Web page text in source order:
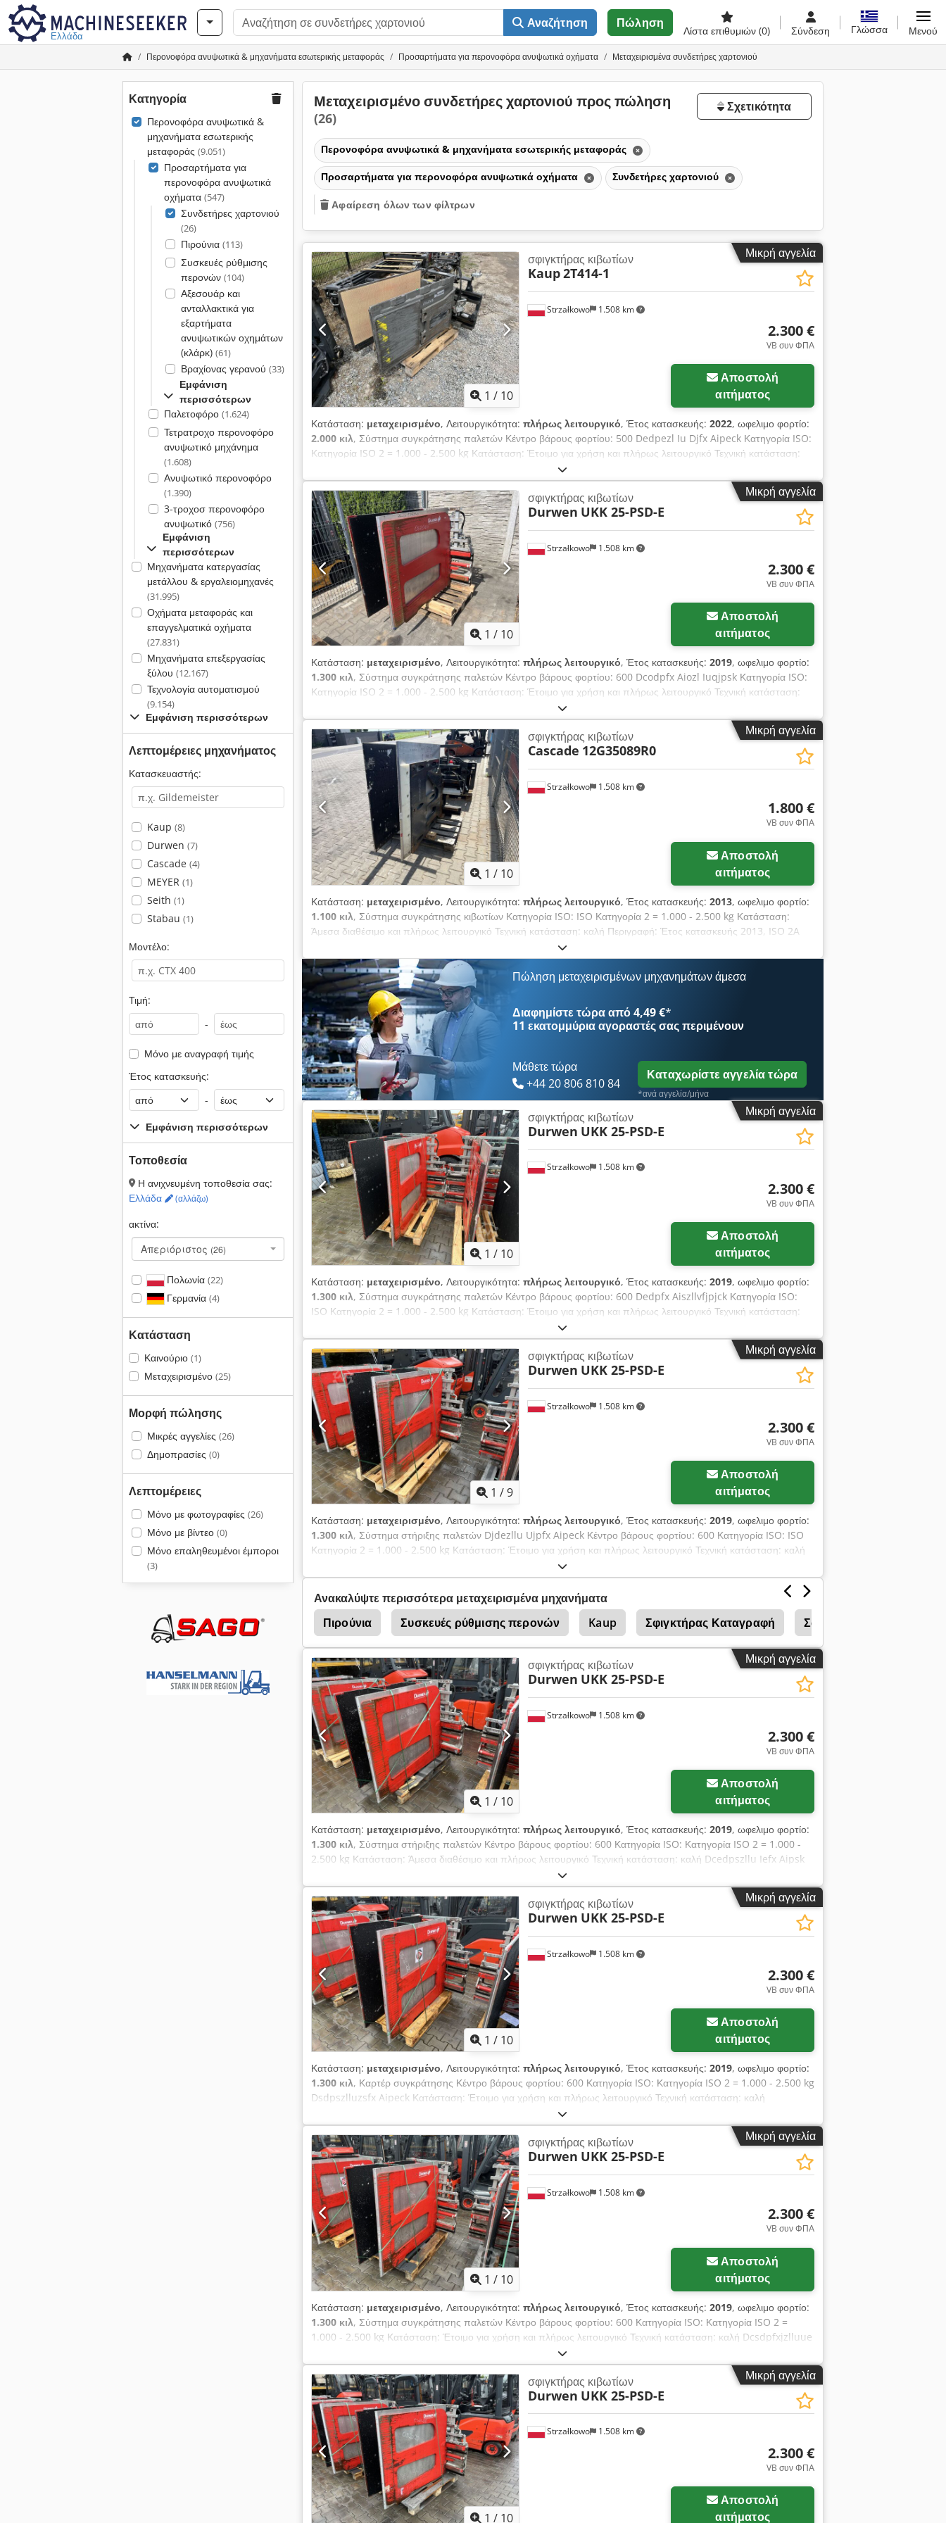
Ελλάδα
Αναζήτηση Πώληση
Λίστα επιθυμιών (0) Σύνδεση Γλώσσα Μενού
Περονοφόρα ανυψωτικά & μηχανήματα εσωτερικής μεταφοράς Προσαρτήματα για περονοφόρα ανυψωτικά οχήματα Μεταχειρισμένα συνδετήρες χαρτονιού
Κατηγορία
Περονοφόρα ανυψωτικά &
μηχανήματα εσωτερικής
μεταφοράς (9.051)
Προσαρτήματα για
περονοφόρα ανυψωτικά
οχήματα (547)
Συνδετήρες χαρτονιού
(26)
Πιρούνια (113)
Συσκευές ρύθμισης
περονών (104)
Αξεσουάρ και
ανταλλακτικά για
εξαρτήματα
ανυψωτικών οχημάτων
(κλάρκ) (61)
Βραχίονας γερανού (33)
Εμφάνιση
περισσότερων
Παλετοφόρο (1.624)
Τετρατροχο περονοφόρο
ανυψωτικό μηχάνημα
(1.608)
Ανυψωτικό περονοφόρο
(1.390)
3-τροχοσ περονοφόρο
ανυψωτικό (756)
Εμφάνιση
περισσότερων
Μηχανήματα κατεργασίας
μετάλλου & εργαλειομηχανές
(31.995)
Οχήματα μεταφοράς και
επαγγελματικά οχήματα
(27.831)
Μηχανήματα επεξεργασίας
ξύλου (12.167)
Τεχνολογία αυτοματισμού
(9.154)
Εμφάνιση περισσότερων
Λεπτομέρειες μηχανήματος
Κατασκευαστής:
Kaup (8)
Durwen (7)
Cascade (4)
MEYER (1)
Seith (1)
Stabau (1)
Μοντέλο:
Τιμή:
-
Μόνο με αναγραφή τιμής
Έτος κατασκευής:
-
Εμφάνιση περισσότερων
Τοποθεσία
Η ανιχνευμένη τοποθεσία σας:
Ελλάδα
(αλλάζω)
ακτίνα:
Απεριόριστος (26)
Πολωνία (22)
Γερμανία (4)
Κατάσταση
Καινούριο (1)
Μεταχειρισμένο (25)
Μορφή πώλησης
Μικρές αγγελίες (26)
Δημοπρασίες (0)
Λεπτομέρειες
Μόνο με φωτογραφίες (26)
Μόνο με βίντεο (0)
Μόνο επαληθευμένοι έμποροι
(3)
Μεταχειρισμένο συνδετήρες χαρτονιού προς πώληση
(26)
Σχετικότητα
Περονοφόρα ανυψωτικά & μηχανήματα εσωτερικής μεταφοράς
Προσαρτήματα για περονοφόρα ανυψωτικά οχήματα Συνδετήρες χαρτονιού
Αφαίρεση όλων των φίλτρων
Μικρή αγγελία
1 / 10
Strzałkowo 1.508 km
σφιγκτήρας κιβωτίων
Kaup2T414-1
2.300 €
VB συν ΦΠΑ
Αποστολή
αιτήματος
Κατάσταση: μεταχειρισμένο, Λειτουργικότητα: πλήρως λειτουργικό, Έτος κατασκευής: 2022, ωφελιμο φορτίο:
2.000 κιλ, Σύστημα συγκράτησης παλετών Κέντρο βάρους φορτίου: 500 Dedpezl Iu Djfx Aipeck Κατηγορία ISO:
Κατηγορία ISO 2 = 1.000 - 2.500 kg Κατάσταση: Έτοιμο για χρήση και πλήρως λειτουργικό Τεχνική κατάσταση:
καλή Περιγραφή: Έτος κατασκευής 2022, ISO 2A (41 cm), χωρητικότητα 2000 kg, πλευρική μετατόπιση, εύρος
ανοίγματος 465-1965 mm, πλάτος 1260 mm, διαστάσεις σιαγόνων 1250x800, κωδικός OS2068.
Μικρή αγγελία
1 / 10
Strzałkowo 1.508 km
σφιγκτήρας κιβωτίων
Durwen UKK 25-PSD-E
2.300 €
VB συν ΦΠΑ
Αποστολή
αιτήματος
Κατάσταση: μεταχειρισμένο, Λειτουργικότητα: πλήρως λειτουργικό, Έτος κατασκευής: 2019, ωφελιμο φορτίο:
1.300 κιλ, Σύστημα συγκράτησης παλετών Κέντρο βάρους φορτίου: 600 Dcodpfx Aiozl Iuqjpsk Κατηγορία ISO:
Κατηγορία ISO 2 = 1.000 - 2.500 kg Κατάσταση: Έτοιμο για χρήση και πλήρως λειτουργικό Τεχνική κατάσταση:
καλή Περιγραφή: Έτος κατασκευής 2019, ISO 2A (41 cm), Ανώτατο βάρος 1300 kg / 600 mm, Πλαγική
μετατόπιση, Πλάτος 1150 mm, Διαστάσεις σιαγών 1270x1200 mm, Εύρος ανοίγματος 440-1820 mm, Περιέχει
καρούλι καλωδίου, Κωδικός προϊόντος OS2064.
Μικρή αγγελία
1 / 10
Strzałkowo 1.508 km
σφιγκτήρας κιβωτίων
Cascade 12G35089R0
1.800 €
VB συν ΦΠΑ
Αποστολή
αιτήματος
Κατάσταση: μεταχειρισμένο, Λειτουργικότητα: πλήρως λειτουργικό, Έτος κατασκευής: 2013, ωφελιμο φορτίο:
1.100 κιλ, Σύστημα συγκράτησης κιβωτίων Κατηγορία ISO: ISO Κατηγορία 2 = 1.000 - 2.500 kg Κατάσταση:
Άμεσα διαθέσιμο και πλήρως λειτουργικό Τεχνική κατάσταση: καλή Περιγραφή: Έτος κατασκευής 2013, ISO 2A
(41 cm), Ανυψωτική ικανότητα 1100 kg / 650 mm, Πλευρική μετατόπιση, Πλάτος 1160 mm, Διαστάσεις λαβών
1260x1200 mm, Εύρος ανοίγματος 480-1892 mm, Περιέλιξη καλωδίου, Κωδικός OS2062 Djdpfxszl Iuds Aipeck
Πώληση μεταχειρισμένων μηχανημάτων άμεσα
Διαφημίστε τώρα από 4,49 €*
11 εκατομμύρια αγοραστέςσας περιμένουν
Μάθετε τώρα
+44 20 806 810 84
Καταχωρίστε αγγελία τώρα
*ανά αγγελία/μήνα
Μικρή αγγελία
1 / 10
Strzałkowo 1.508 km
σφιγκτήρας κιβωτίων
Durwen UKK 25-PSD-E
2.300 €
VB συν ΦΠΑ
Αποστολή
αιτήματος
Κατάσταση: μεταχειρισμένο, Λειτουργικότητα: πλήρως λειτουργικό, Έτος κατασκευής: 2019, ωφελιμο φορτίο:
1.300 κιλ, Σύστημα συγκράτησης παλετών Κέντρο βάρους φορτίου: 600 Dedpfx Aiszllvfjpjck Κατηγορία ISO:
ISO Κατηγορία 2 = 1.000 - 2.500 kg Κατάσταση: Έτοιμο για χρήση και πλήρως λειτουργικό Τεχνική κατάσταση:
καλή Περιγραφή: Έτος κατασκευής 2019, ISO 2A (41 cm), Ανυψωτική ικανότητα 1300 kg / 600 mm,
Πλαγιομετατόπιση, Πλάτος 1150 mm, Διαστάσεις σιαγών 1270x1200 mm, Εύρος ανοίγματος 440-1820 mm,
Κωδικός προϊόντος OS2025.
Μικρή αγγελία
1 /9
Strzałkowo 1.508 km
σφιγκτήρας κιβωτίων
Durwen UKK 25-PSD-E
2.300 €
VB συν ΦΠΑ
Αποστολή
αιτήματος
Κατάσταση: μεταχειρισμένο, Λειτουργικότητα: πλήρως λειτουργικό, Έτος κατασκευής: 2019, ωφελιμο φορτίο:
1.300 κιλ, Σύστημα στήριξης παλετών Djdezllu Ujpfx Aipeck Κέντρο βάρους φορτίου: 600 Κατηγορία ISO: ISO
Κατηγορία 2 = 1.000 - 2.500 kg Κατάσταση: Έτοιμο για χρήση και πλήρως λειτουργικό Τεχνική κατάσταση: καλή
Περιγραφή: Έτος κατασκευής 2019, ISO 2A (41 cm), χωρητικότητα 1300 kg / 600 mm, πλευρική μετατόπιση,
πλάτος 1150 mm, άγκιστρα 1270x1200 mm, εύρος ανοίγματος 440-1820 mm, κωδικός OS2024.
Ανακαλύψτε περισσότερα μεταχειρισμένα μηχανήματα
Πιρούνια
Συσκευές ρύθμισης περονών Kaup Σφιγκτήρας Καταγραφή Σφιγκτήρα Ένταση
Σφιγκτήρες Σφιγκτήρας
Μικρή αγγελία
1 / 10
Strzałkowo 1.508 km
σφιγκτήρας κιβωτίων
Durwen UKK 25-PSD-E
2.300 €
VB συν ΦΠΑ
Αποστολή
αιτήματος
Κατάσταση: μεταχειρισμένο, Λειτουργικότητα: πλήρως λειτουργικό, Έτος κατασκευής: 2019, ωφελιμο φορτίο:
1.300 κιλ, Σύστημα στήριξης παλετών Κέντρο βάρους φορτίου: 600 Κατηγορία ISO: Κατηγορία ISO 2 = 1.000 -
2.500 kg Κατάσταση: Άμεσα διαθέσιμο και πλήρως λειτουργικό Τεχνική κατάσταση: καλή Dcedpszllu Iefx Aipsk
Περιγραφή: Έτος κατασκευής 2019 ISO 2A (41 cm) Χωρητικότητα 1300 kg / 600 mm Πλευρική μετατόπιση
Πλάτος 1150 mm Διαστάσεις σιαγών 1270x1200 mm Εύρος ανοίγματος 440-1820 mm Κωδικός προϊόντος
OS2023
Μικρή αγγελία
1 / 10
Strzałkowo 1.508 km
σφιγκτήρας κιβωτίων
Durwen UKK 25-PSD-E
2.300 €
VB συν ΦΠΑ
Αποστολή
αιτήματος
Κατάσταση: μεταχειρισμένο, Λειτουργικότητα: πλήρως λειτουργικό, Έτος κατασκευής: 2019, ωφελιμο φορτίο:
1.300 κιλ, Καρτέρ συγκράτησης Κέντρο βάρους φορτίου: 600 Κατηγορία ISO: Κατηγορία ISO 2 = 1.000 - 2.500 kg
Dsdpszlluzsfx Aipeck Κατάσταση: Έτοιμο για χρήση και πλήρως λειτουργικό Τεχνική κατάσταση: καλή
Περιγραφή: Έτος κατασκευής 2019, ISO 2A (41 cm), Χωρητικότητα 1300 kg / 600 mm, Πλευρική μετατόπιση,
Πλάτος 1150 mm, Μέγεθος λαβίδων 1270x1200 mm, Εύρος ανοίγματος 440-1820 mm, Κωδικός OS2022
Μικρή αγγελία
1 / 10
Strzałkowo 1.508 km
σφιγκτήρας κιβωτίων
Durwen UKK 25-PSD-E
2.300 €
VB συν ΦΠΑ
Αποστολή
αιτήματος
Κατάσταση: μεταχειρισμένο, Λειτουργικότητα: πλήρως λειτουργικό, Έτος κατασκευής: 2019, ωφελιμο φορτίο:
1.300 κιλ, Σύστημα συγκράτησης παλετών Κέντρο βάρους φορτίου: 600 Κατηγορία ISO: Κατηγορία ISO 2 =
1.000 - 2.500 kg Κατάσταση: Έτοιμο για χρήση και πλήρως λειτουργικό Τεχνική κατάσταση: καλή Dcsdpfxjzlluue
Aipsk Περιγραφή: Έτος κατασκευής 2019, ISO 2A (41 cm), χωρητικότητα 1300 kg / 600 mm, πλευρική
μετατόπιση, πλάτος 1150 mm, διαστάσεις σιαγών 1270x1200 mm, εύρος ανοίγματος 440-1820 mm, κωδικός
OS2021.
Μικρή αγγελία
1 / 10
Strzałkowo 1.508 km
σφιγκτήρας κιβωτίων
Durwen UKK 25-PSD-E
2.300 €
VB συν ΦΠΑ
Αποστολή
αιτήματος